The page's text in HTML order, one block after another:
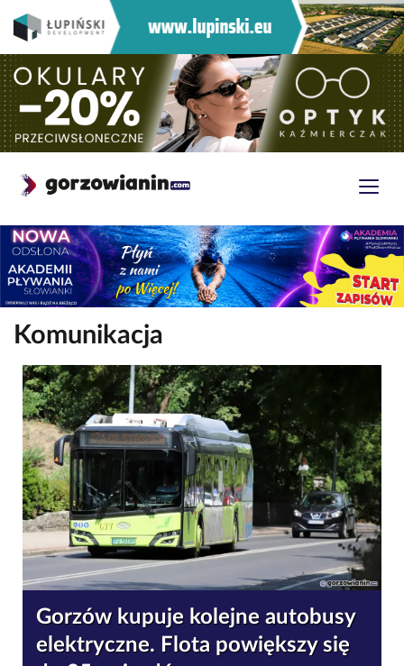
Komunikacja
Gorzów kupuje kolejne autobusy
elektryczne. Flota powiększy się